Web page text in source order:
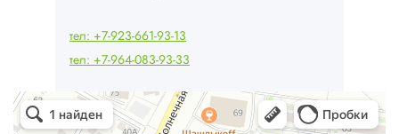
тел: +7-923-661-93-13
тел: +7-964-083-93-33
Ваш Климат
Кондиционеры в Барнауле
Системы вентиляции в Барнауле